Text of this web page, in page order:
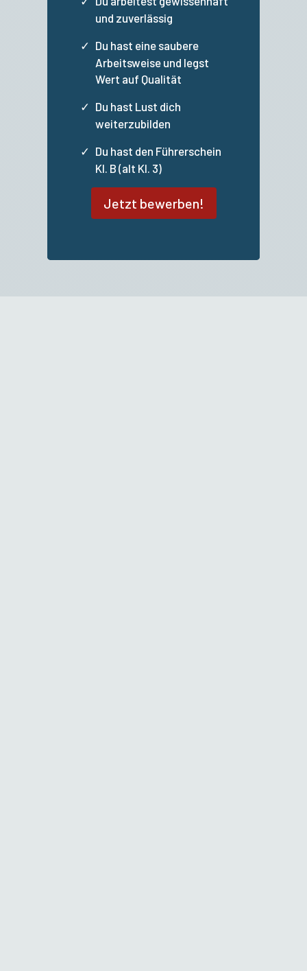
und zuverlässig
Du hast eine saubere
Arbeitsweise und legst
Wert auf Qualität
Du hast Lust dich
weiterzubilden
Du hast den Führerschein
Kl. B (alt Kl. 3)
Jetzt bewerben!